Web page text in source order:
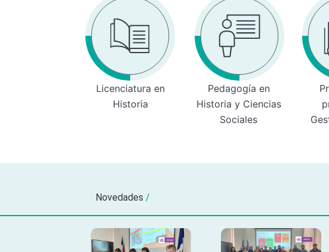
Licenciatura en
Historia
Pedagogía en
Historia y Ciencias
Sociales
Novedades /